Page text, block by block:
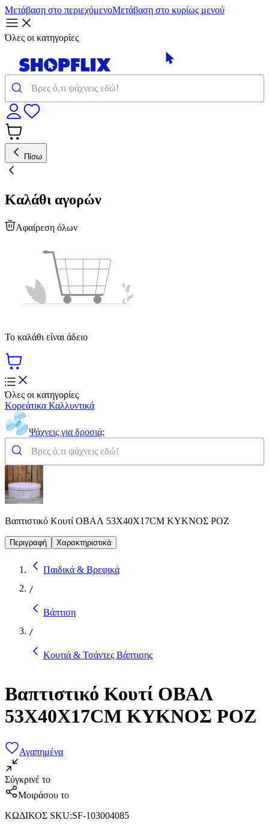
Μετάβαση στο περιεχόμενοΜετάβαση στο κυρίως μενού
Όλες οι κατηγορίες
Πίσω
Καλάθι αγορών
Αφαίρεση όλων
Το καλάθι είναι άδειο
Όλες οι κατηγορίες
Κορεάτικα Καλλυντικά
Ψάχνεις για δροσιά;
Βαπτιστικό Κουτί ΟΒΑΛ 53Χ40Χ17CM ΚΥΚΝΟΣ ΡΟΖ
Περιγραφή Χαρακτηριστικά
Παιδικά & Βρεφικά
/
Βάπτιση
/
Κουτιά & Τσάντες Βάπτισης
Βαπτιστικό Κουτί ΟΒΑΛ
53Χ40Χ17CM ΚΥΚΝΟΣ ΡΟΖ
Αγαπημένα
Σύγκρινέ το
Μοιράσου το
ΚΩΔΙΚΟΣ SKU:SF-103004085